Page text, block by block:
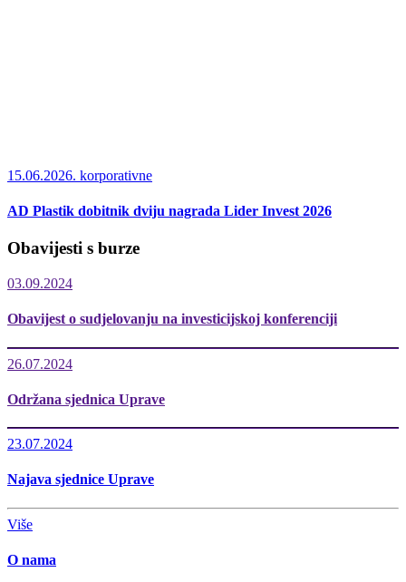
15.06.2026. korporativne
AD Plastik dobitnik dviju nagrada Lider Invest 2026
Obavijesti s burze
03.09.2024
Obavijest o sudjelovanju na investicijskoj konferenciji
26.07.2024
Održana sjednica Uprave
23.07.2024
Najava sjednice Uprave
Više
O nama